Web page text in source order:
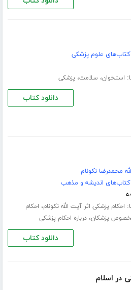
کتاب‌های علوم پزشکی
استخوان، سلامت، پزشکی
دانلود کتاب
محمدرضا نکونام
کتاب‌های اندیشه و مذهب
احکام پزشکی اثر آیت الله نکونام، احکام
پزشکان،درباره احکام پزشکی
دانلود کتاب
در اسلام